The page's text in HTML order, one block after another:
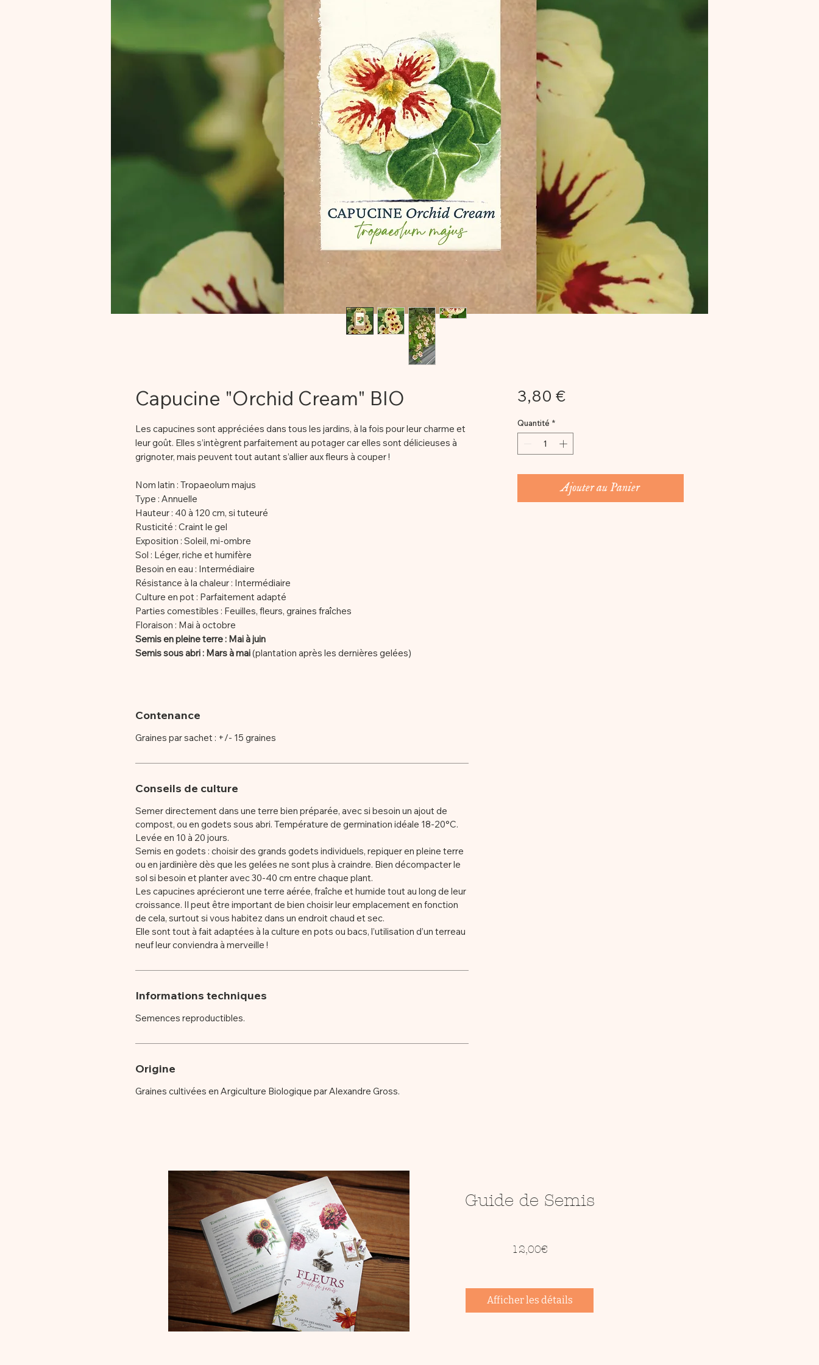
Capucine "Orchid Cream" BIO
Les capucines sont appréciées dans tous les jardins, à la fois pour leur charme et
leur goût. Elles s’intègrent parfaitement au potager car elles sont délicieuses à
grignoter, mais peuvent tout autant s’allier aux fleurs à couper !
Nom latin : Tropaeolum majus
Type : Annuelle
Hauteur : 40 à 120 cm, si tuteuré
Rusticité : Craint le gel
Exposition : Soleil, mi-ombre
Sol : Léger, riche et humifère
Besoin en eau : Intermédiaire
Résistance à la chaleur : Intermédiaire
Culture en pot : Parfaitement adapté
Parties comestibles : Feuilles, fleurs, graines fraîches
Floraison : Mai à octobre
Semis en pleine terre : Mai à juin
Semis sous abri : Mars à mai(plantation après les dernières gelées)
Contenance
Graines par sachet : +/- 15 graines
Conseils de culture
Semer directement dans une terre bien préparée, avec si besoin un ajout de
compost, ou en godets sous abri. Température de germination idéale 18-20°C.
Levée en 10 à 20 jours.
Semis en godets : choisir des grands godets individuels, repiquer en pleine terre
ou en jardinière dès que les gelées ne sont plus à craindre. Bien décompacter le
sol si besoin et planter avec 30-40 cm entre chaque plant.
Les capucines aprécieront une terre aérée, fraîche et humide tout au long de leur
croissance. Il peut être important de bien choisir leur emplacement en fonction
de cela, surtout si vous habitez dans un endroit chaud et sec.
Elle sont tout à fait adaptées à la culture en pots ou bacs, l’utilisation d’un terreau
neuf leur conviendra à merveille !
Informations techniques
Semences reproductibles.
Origine
Graines cultivées en Argiculture Biologique par Alexandre Gross.
3,80 €Prix
Quantité *
Ajouter au Panier
Guide de Semis
12,00€Prix
Afficher les détails